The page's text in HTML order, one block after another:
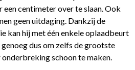
centimeter over te slaan. Ook
geen uitdaging. Dankzij de
kan hij met één enkele oplaadbeurt
dus om zelfs de grootste
schoon te maken.